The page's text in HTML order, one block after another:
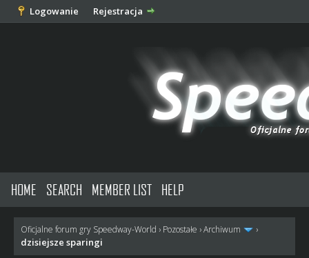
Logowanie Rejestracja
HOME SEARCH MEMBER LIST HELP
Oficjalne forum gry Speedway-World › Pozostałe ›Archiwum ›
dzisiejsze sparingi